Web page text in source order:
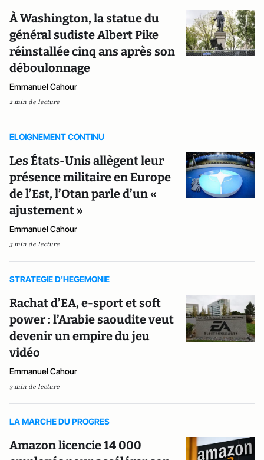
À Washington, la statue du
général sudiste Albert Pike
réinstallée cinq ans après son
déboulonnage
Emmanuel Cahour
2 min de lecture
ELOIGNEMENT CONTINU
Les États-Unis allègent leur
présence militaire en Europe
de l’Est, l’Otan parle d’un «
ajustement »
Emmanuel Cahour
3 min de lecture
STRATEGIE D'HEGEMONIE
Rachat d’EA, e-sport et soft
power : l’Arabie saoudite veut
devenir un empire du jeu
vidéo
Emmanuel Cahour
3 min de lecture
LA MARCHE DU PROGRES
Amazon licencie 14 000